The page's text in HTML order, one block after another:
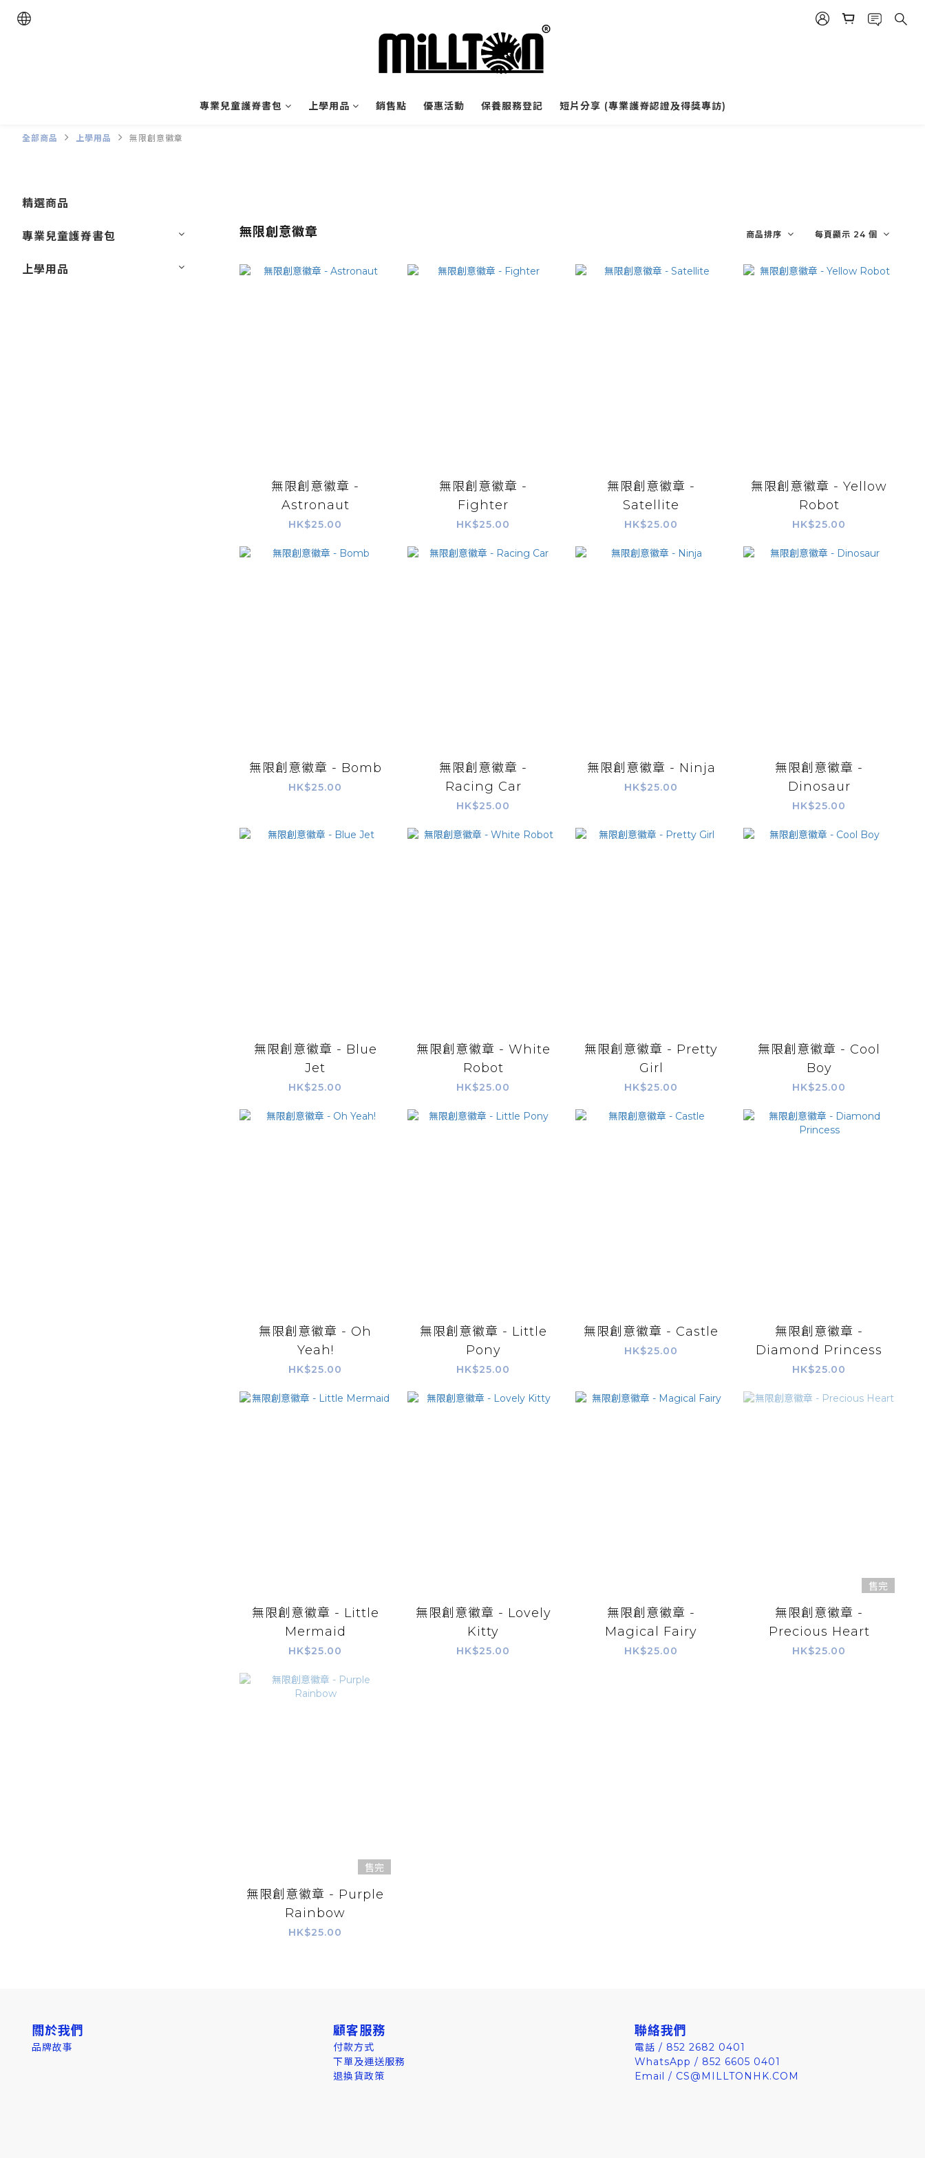
專業兒童護脊書包 上學用品 銷售點 優惠活動 保養服務登記 短片分享 (專業護脊認證及得獎專訪)
全部商品 上學用品 無限創意徽章
精選商品
專業兒童護脊書包
上學用品
無限創意徽章 商品排序 每頁顯示 24 個
無限創意徽章 -
Astronaut
HK$25.00
無限創意徽章 -
Fighter
HK$25.00
無限創意徽章 -
Satellite
HK$25.00
無限創意徽章 - Yellow
Robot
HK$25.00
無限創意徽章 - Bomb
HK$25.00
無限創意徽章 -
Racing Car
HK$25.00
無限創意徽章 - Ninja
HK$25.00
無限創意徽章 -
Dinosaur
HK$25.00
無限創意徽章 - Blue
Jet
HK$25.00
無限創意徽章 - White
Robot
HK$25.00
無限創意徽章 - Pretty
Girl
HK$25.00
無限創意徽章 - Cool
Boy
HK$25.00
無限創意徽章 - Oh
Yeah!
HK$25.00
無限創意徽章 - Little
Pony
HK$25.00
無限創意徽章 - Castle
HK$25.00
無限創意徽章 -
Diamond Princess
HK$25.00
無限創意徽章 - Little
Mermaid
HK$25.00
無限創意徽章 - Lovely
Kitty
HK$25.00
無限創意徽章 -
Magical Fairy
HK$25.00
售完
無限創意徽章 -
Precious Heart
HK$25.00
售完
無限創意徽章 - Purple
Rainbow
HK$25.00
關於我們
品牌故事
顧客服務
付款方式
下單及運送服務
退換貨政策
聯絡我們
電話 / 852 2682 0401
WhatsApp / 852 6605 0401
Email / CS@MILLTONHK.COM